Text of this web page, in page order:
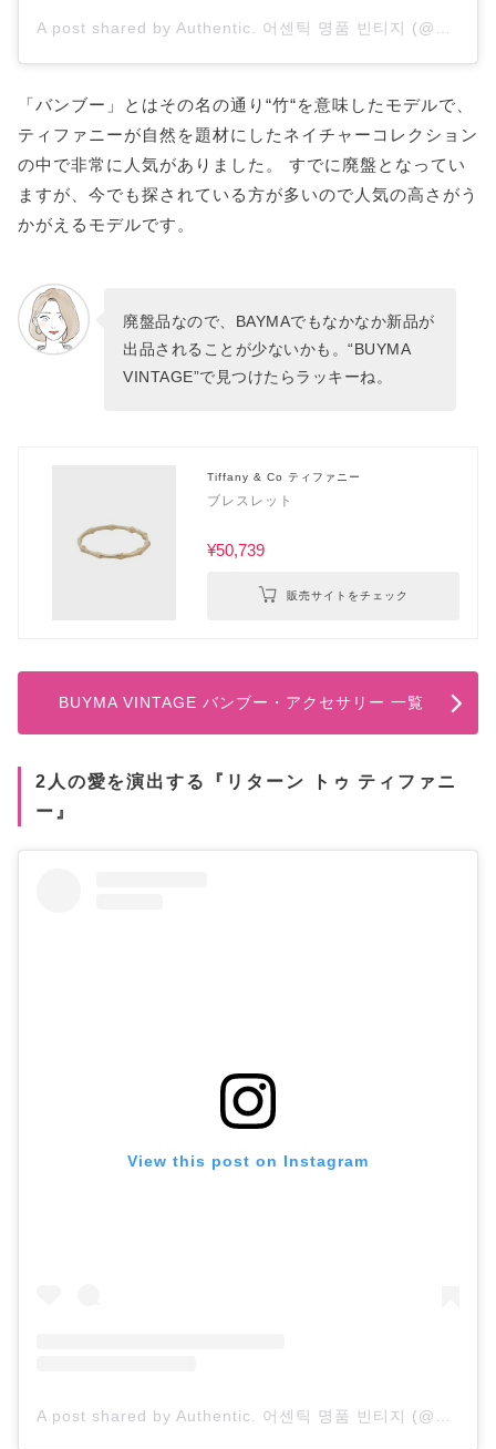
「バンブー」とはその名の通り“竹“を意味したモデルで、
ティファニーが自然を題材にしたネイチャーコレクション
の中で非常に人気がありました。 すでに廃盤となってい
ますが、今でも探されている方が多いので人気の高さがう
かがえるモデルです。
廃盤品なので、BAYMAでもなかなか新品が
出品されることが少ないかも。“BUYMA
VINTAGE”で見つけたらラッキーね。
Tiffany & Co ティファニー
ブレスレット
¥50,739
販売サイトをチェック
BUYMA VINTAGE バンブー・アクセサリー 一覧
2人の愛を演出する『リターン トゥ ティファニ
ー』
View this post on Instagram